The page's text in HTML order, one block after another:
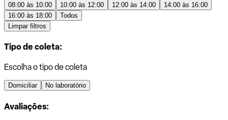
08:00 às 10:00 10:00 às 12:00 12:00 às 14:00
14:00 às 16:00
16:00 às 18:00
Todos
Limpar filtros
Tipo de coleta:
Escolha o tipo de coleta
Domiciliar No laboratório
Avaliações: